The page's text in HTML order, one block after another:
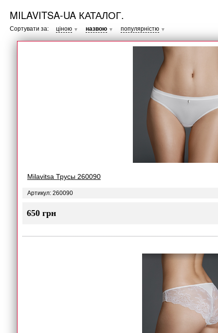
MILAVITSA-UA КАТАЛОГ.
Сортувати за: ціною ▼ назвою ▼ популярністю ▼
Milavitsa Трусы 260090
Артикул: 260090
650 грн